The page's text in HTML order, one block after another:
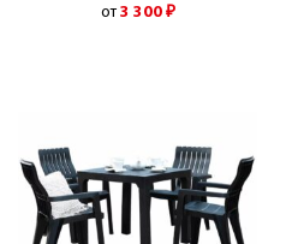
от 3 300 ₽